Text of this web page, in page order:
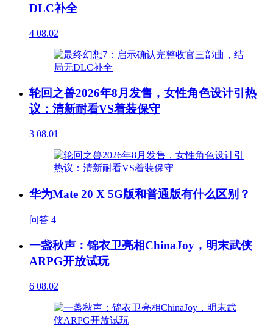
DLC补全
4 08.02
轮回之兽2026年8月发售，女性角色设计引热
议：清新耐看VS着装保守
3 08.01
华为Mate 20 X 5G版和普通版有什么区别？
问答 4
一盏秋声：锦衣卫亮相ChinaJoy，明末武侠
ARPG开放试玩
6 08.02